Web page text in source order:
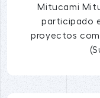
Mitucami
participado
proyectos